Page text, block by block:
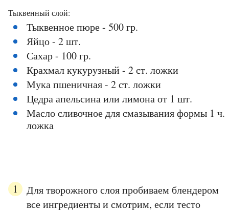
Тыквенный слой:
Тыквенное пюре - 500 гр.
Яйцо - 2 шт.
Сахар - 100 гр.
Крахмал кукурузный - 2 ст. ложки
Мука пшеничная - 2 ст. ложки
Цедра апельсина или лимона от 1 шт.
Масло сливочное для смазывания формы 1 ч.
ложка
Для творожного слоя пробиваем блендером
все ингредиенты и смотрим, если тесто